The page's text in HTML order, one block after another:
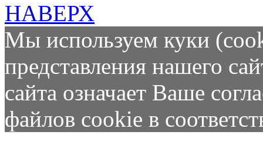
НАВЕРХ
Мы используем куки
представления нашего
сайта означает Ваше
файлов cookie в